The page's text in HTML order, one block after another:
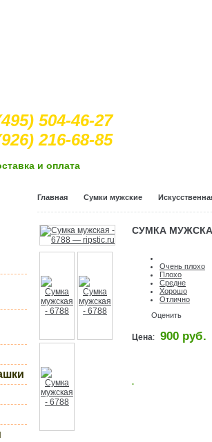
504-46-27
216-68-85
и оплата
Главная Сумки мужские
СУМКА
Очень плохо
Плохо
Средне
Хорошо
Отлично
Оценить
Цена: 900 руб.
.